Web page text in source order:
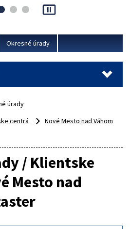
a Ministerstva vnútra SR.
pause_presentation
Okresné úrady
úrady
centrá
Nové Mesto nad Váhom
/ Klientske
Mesto nad